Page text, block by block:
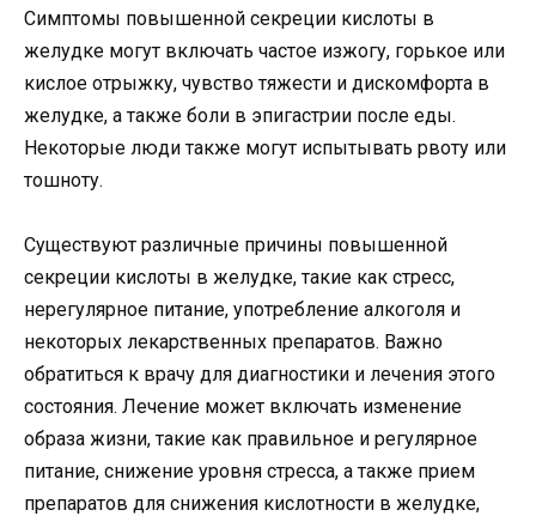
Симптомы повышенной секреции кислоты в
желудке могут включать частое изжогу, горькое или
кислое отрыжку, чувство тяжести и дискомфорта в
желудке, а также боли в эпигастрии после еды.
Некоторые люди также могут испытывать рвоту или
тошноту.
Существуют различные причины повышенной
секреции кислоты в желудке, такие как стресс,
нерегулярное питание, употребление алкоголя и
некоторых лекарственных препаратов. Важно
обратиться к врачу для диагностики и лечения этого
состояния. Лечение может включать изменение
образа жизни, такие как правильное и регулярное
питание, снижение уровня стресса, а также прием
препаратов для снижения кислотности в желудке,